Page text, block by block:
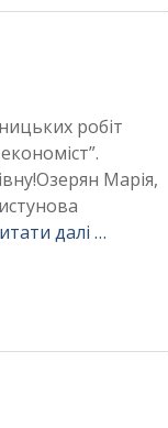
робіт
Марія,
далі …